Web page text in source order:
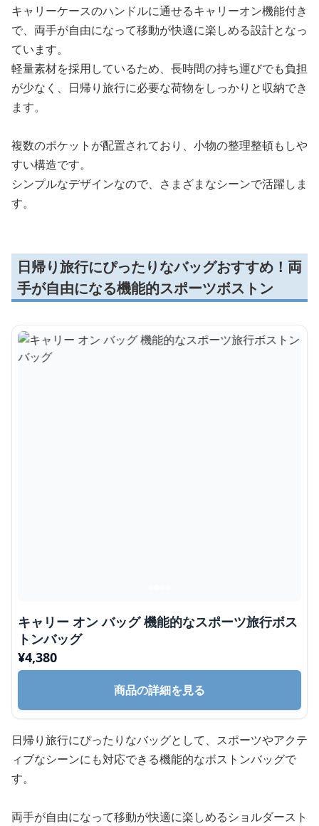
キャリーケースのハンドルに通せるキャリーオン機能付き
で、両手が自由になって移動が快適に楽しめる設計となっ
ています。
軽量素材を採用しているため、長時間の持ち運びでも負担
が少なく、日帰り旅行に必要な荷物をしっかりと収納でき
ます。
複数のポケットが配置されており、小物の整理整頓もしや
すい構造です。
シンプルなデザインなので、さまざまなシーンで活躍しま
す。
日帰り旅行にぴったりなバッグおすすめ！両
手が自由になる機能的スポーツボストン
キャリー オン バッグ 機能的なスポーツ旅行ボス
トンバッグ
¥4,380
商品の詳細を見る
日帰り旅行にぴったりなバッグとして、スポーツやアクテ
ィブなシーンにも対応できる機能的なボストンバッグで
す。
両手が自由になって移動が快適に楽しめるショルダースト